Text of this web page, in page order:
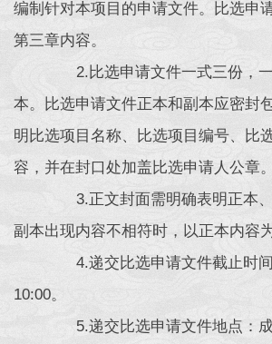
编制针对本项目的申请文件。比选申
第三章内容。
2.比选申请文件一式三份，一
本。比选申请文件正本和副本应密封
明比选项目名称、比选项目编号、比
容，并在封口处加盖比选申请人公章。
3.正文封面需明确表明正本、
副本出现内容不相符时，以正本内容为
4.递交比选申请文件截止时间
10:00。
5.递交比选申请文件地点：成